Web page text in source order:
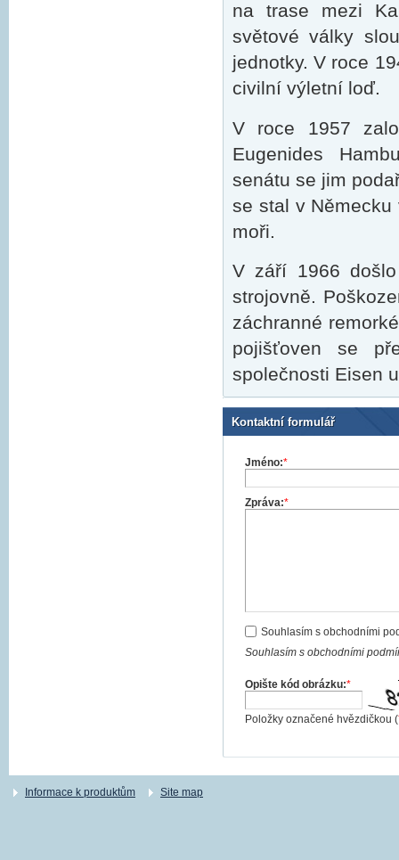
na trase mezi
světové války
jednotky. V roce
civilní výletní loď.
V roce 1957
Eugenides
senátu se jim
se stal v
moři.
V září 1966
strojovně.
záchranné
pojišťoven se
společnosti Eisen
Kontaktní formulář
Jméno:*
Zpráva:*
Souhlasím s obchodními
Souhlasím s obchodními
Opište kód obrázku:*
Položky označené hvězdičkou (
Informace k produktům Site map